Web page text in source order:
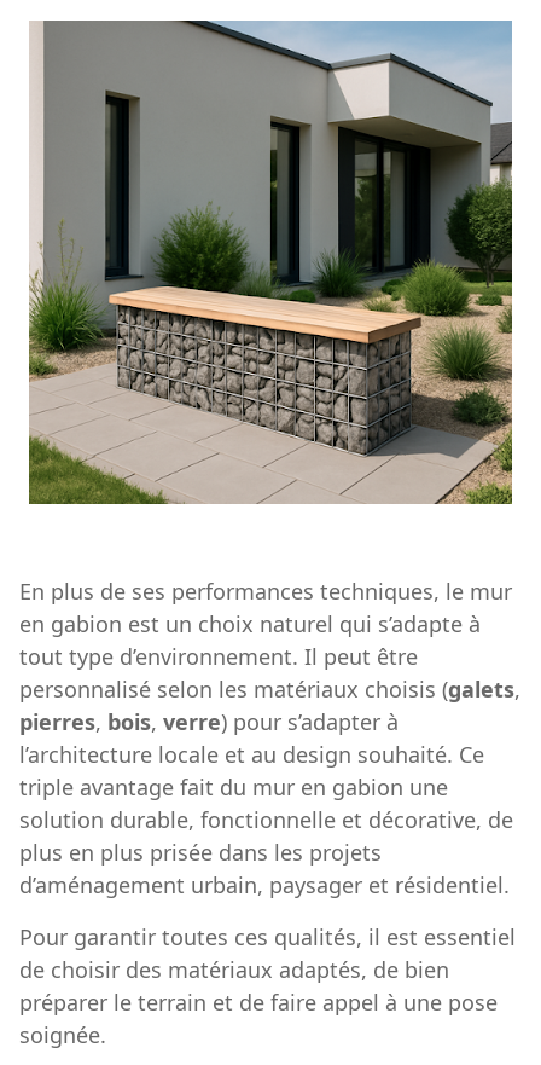
En plus de ses performances techniques, le mur
en gabion est un choix naturel qui s’adapte à
tout type d’environnement. Il peut être
personnalisé selon les matériaux choisis (galets,
pierres, bois, verre) pour s’adapter à
l’architecture locale et au design souhaité. Ce
triple avantage fait du mur en gabion une
solution durable, fonctionnelle et décorative, de
plus en plus prisée dans les projets
d’aménagement urbain, paysager et résidentiel.
Pour garantir toutes ces qualités, il est essentiel
de choisir des matériaux adaptés, de bien
préparer le terrain et de faire appel à une pose
soignée.